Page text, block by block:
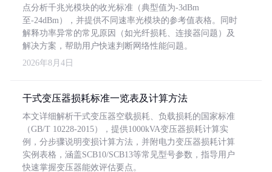
点分析千兆光模块的收光标准（典型值为-3dBm
至-24dBm），并提供不同速率光模块的参考值表格。同时
解释功率异常的常见原因（如光纤损耗、连接器问题）及
解决方案，帮助用户快速判断网络性能问题。
2026年8月4日
干式变压器损耗标准一览表及计算方法
本文详细解析干式变压器空载损耗、负载损耗的国家标准
（GB/T 10228-2015），提供1000kVA变压器损耗计算实
例，分步骤说明变损计算方法，并附电力变压器损耗计算
实例表格，涵盖SCB10/SCB13等常见型号参数，指导用户
快速掌握变压器能效评估要点。